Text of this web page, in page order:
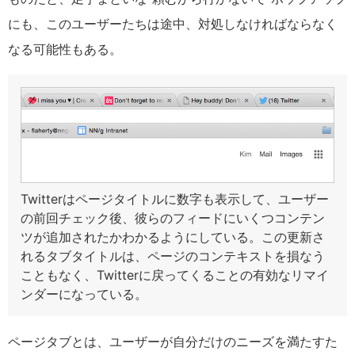
にも、このユーザーたちは途中、対処しなければならなく
なる可能性もある。
Twitterはページタイトルに数字も表示して、ユーザー
の前回チェック後、彼らのフィードにいくつコンテン
ツが追加されたかわかるようにしている。この更新さ
れるタブタイトルは、ページのコンテキストを損なう
こともなく、Twitterに戻ってくることの有効なリマイ
ンダーになっている。
ページタブとは、ユーザーが自分だけのニーズを満たすた